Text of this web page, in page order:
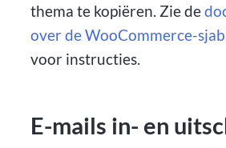
thema te kopiëren. Zie de
over de WooCommerce-
voor instructies.
E-mails in- en